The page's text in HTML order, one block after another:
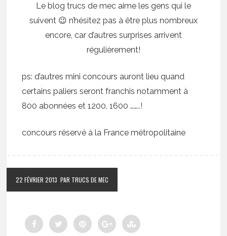
Le blog trucs de mec aime les gens qui le
suivent 😉 n’hésitez pas à être plus nombreux
encore, car d’autres surprises arrivent
régulièrement!
ps: d’autres mini concours auront lieu quand
certains paliers seront franchis notamment à
800 abonnées et 1200, 1600 ……..!
concours réservé à la France métropolitaine
22 FÉVRIER 2013 PAR TRUCS DE MEC